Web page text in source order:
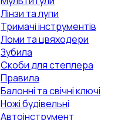
Лінзи та лупи
Тримачі інструментів
Ломи та цвяходери
Зубила
Скоби для степлера
Правила
Балонні та свічні ключі
Ножі будівельні
Автоінструмент